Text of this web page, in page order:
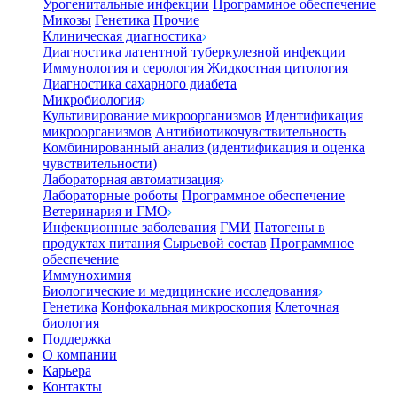
Урогенитальные инфекции Программное обеспечение
Микозы Генетика Прочие
Клиническая диагностика
Диагностика латентной туберкулезной инфекции
Иммунология и серология Жидкостная цитология
Диагностика сахарного диабета
Микробиология
Культивирование микроорганизмов Идентификация
микроорганизмов Антибиотикочувствительность
Комбинированный анализ (идентификация и оценка
чувствительности)
Лабораторная автоматизация
Лабораторные роботы Программное обеспечение
Ветеринария и ГМО
Инфекционные заболевания ГМИ Патогены в
продуктах питания Сырьевой состав Программное
обеспечение
Иммунохимия
Биологические и медицинские исследования
Генетика Конфокальная микроскопия Клеточная
биология
Поддержка
О компании
Карьера
Контакты